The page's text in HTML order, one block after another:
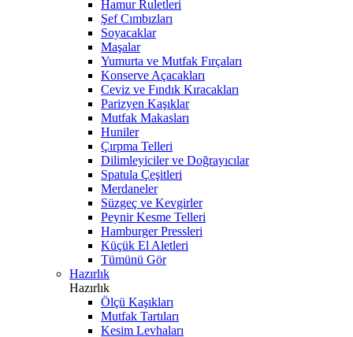
Hamur Ruletleri
Şef Cımbızları
Soyacaklar
Maşalar
Yumurta ve Mutfak Fırçaları
Konserve Açacakları
Ceviz ve Fındık Kıracakları
Parizyen Kaşıklar
Mutfak Makasları
Huniler
Çırpma Telleri
Dilimleyiciler ve Doğrayıcılar
Spatula Çeşitleri
Merdaneler
Süzgeç ve Kevgirler
Peynir Kesme Telleri
Hamburger Pressleri
Küçük El Aletleri
Tümünü Gör
Hazırlık
Hazırlık
Ölçü Kaşıkları
Mutfak Tartıları
Kesim Levhaları